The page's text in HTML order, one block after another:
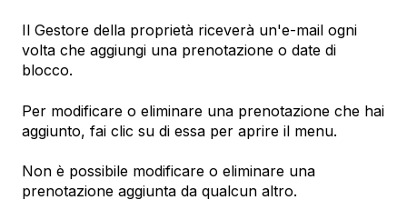
Il Gestore della proprietà riceverà un'e-mail ogni
volta che aggiungi una prenotazione o date di
blocco.
Per modificare o eliminare una prenotazione che hai
aggiunto, fai clic su di essa per aprire il menu.
Non è possibile modificare o eliminare una
prenotazione aggiunta da qualcun altro.